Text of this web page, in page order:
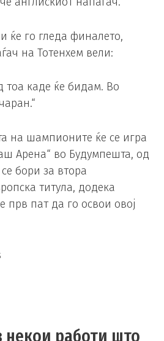
ќе го гледа финалето,
на Тотенхем вели:
тоа каде ќе бидам. Во
на шампионите ќе се игра
Арена“ во Будумпешта, од
бори за втора
титула, додека
прв пат да го освои овој
некои работи што